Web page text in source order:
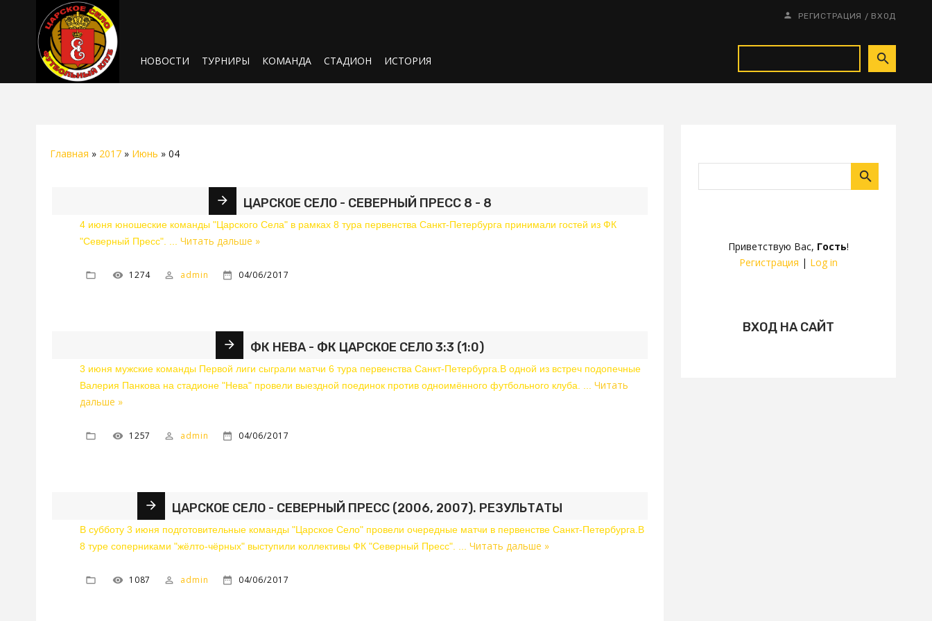
РЕГИСТРАЦИЯ / ВХОД
НОВОСТИ ТУРНИРЫ КОМАНДА СТАДИОН ИСТОРИЯ
Приветствую Вас, Гость!
Регистрация | Log in
ВХОД НА САЙТ
Главная » 2017 » Июнь » 04
ЦАРСКОЕ СЕЛО - СЕВЕРНЫЙ ПРЕСС 8 - 8
4 июня юношеские команды "Царского Села" в рамках 8 тура первенства Санкт-Петербурга принимали гостей из ФК
"Северный Пресс".
Читать дальше »
1274 admin 04/06/2017
ФК НЕВА - ФК ЦАРСКОЕ СЕЛО 3:3 (1:0)
3 июня мужские команды Первой лиги сыграли матчи 6 тура первенства Санкт-Петербурга.В одной из встреч подопечные
Валерия Панкова на стадионе "Нева" провели выездной поединок против одноимённого футбольного клуба.
Читать
дальше »
1257 admin 04/06/2017
ЦАРСКОЕ СЕЛО - СЕВЕРНЫЙ ПРЕСС (2006, 2007). РЕЗУЛЬТАТЫ
В субботу 3 июня подготовительные команды "Царское Село" провели очередные матчи в первенстве Санкт-Петербурга.В
8 туре соперниками "жёлто-чёрных" выступили коллективы ФК "Северный Пресс".
Читать дальше »
1087 admin 04/06/2017